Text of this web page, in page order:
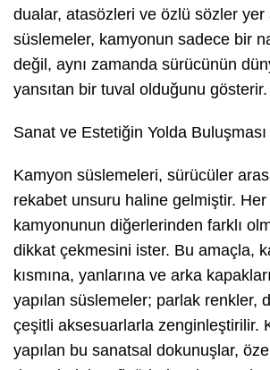
dualar, atasözleri ve özlü sözler yer
süslemeler, kamyonun sadece bir
değil, aynı zamanda sürücünün
yansıtan bir tuval olduğunu gösterir.
Sanat ve Estetiğin Yolda Buluşması
Kamyon süslemeleri, sürücüler
rekabet unsuru haline gelmiştir.
kamyonunun diğerlerinden farklı
dikkat çekmesini ister. Bu amaçla,
kısmına, yanlarına ve arka
yapılan süslemeler; parlak renkler,
çeşitli aksesuarlarla zenginleştirilir.
yapılan bu sanatsal dokunuşlar,